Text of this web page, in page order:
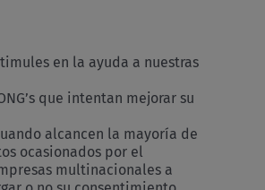
en la ayuda a nuestras
que intentan mejorar su
alcancen la mayoría de
ocasionados por el
multinacionales a